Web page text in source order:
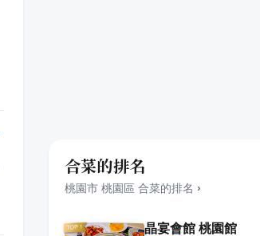
合菜的排名
桃園市 桃園區 合菜的排名 ›
晶宴會館 桃園館